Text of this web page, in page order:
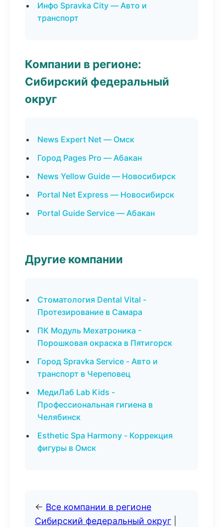
Инфо Spravka City — Авто и
транспорт
Компании в регионе:
Сибирский федеральный
округ
News Expert Net — Омск
Город Pages Pro — Абакан
News Yellow Guide — Новосибирск
Portal Net Express — Новосибирск
Portal Guide Service — Абакан
Другие компании
Стоматология Dental Vital -
Протезирование в Самара
ПК Модуль Мехатроника -
Порошковая окраска в Пятигорск
Город Spravka Service - Авто и
транспорт в Череповец
МедиЛаб Lab Kids -
Профессиональная гигиена в
Челябинск
Esthetic Spa Harmony - Коррекция
фигуры в Омск
← Все компании в регионе
Сибирский федеральный округ